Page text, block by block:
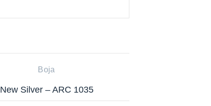
Boja
New Silver – ARC 1035